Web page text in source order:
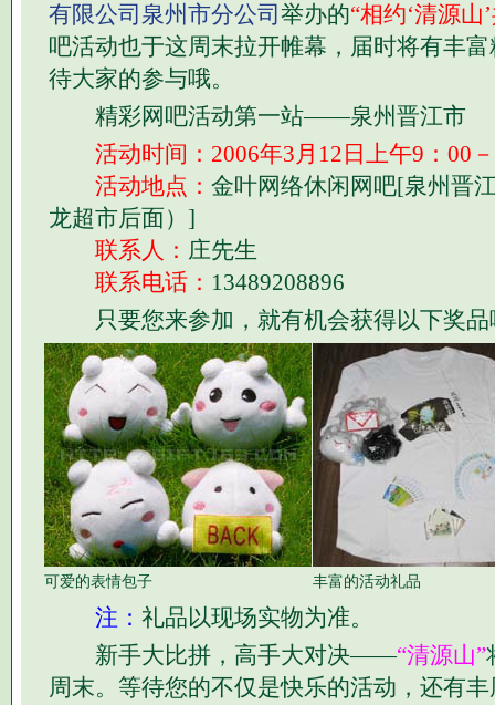
有限公司泉州市分公司 举办的“相约‘清源山
吧活动也于这周末拉开帷幕，届时将有丰
待大家的参与哦。
精彩网吧活动第一站――泉州晋江市
活动时间：2006年3月12日上午9：00
活动地点： 金叶网络休闲网吧[泉州晋
龙超市后面）]
联系人： 庄先生
联系电话： 13489208896
只要您来参加，就有机会获得以下奖品
可爱的表情包子 丰富的活动礼品
注： 礼品以现场实物为准。
新手大比拼，高手大对决――“清源山”
周末。等待您的不仅是快乐的活动，还有